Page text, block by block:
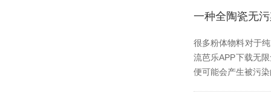
一种全陶瓷无
很多粉体物料对于纯
流芭乐APP下载无限
便可能会产生被污染的